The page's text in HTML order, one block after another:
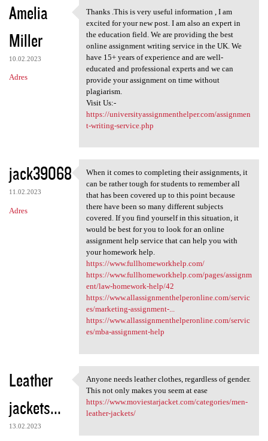
Amelia
Miller
10.02.2023
Adres
Thanks .This is very useful
Thanks .This is very useful information , I am
excited for your new post. I am also an expert in
the education field. We are providing the best
online assignment writing service in the UK. We
have 15+ years of experience and are well-
educated and professional experts and we can
provide your assignment on time without
plagiarism.
Visit Us:-
https://universityassignmenthelper.com/assignmen
t-writing-service.php
jack39068
11.02.2023
Adres
When it comes to completing
When it comes to completing their assignments, it
can be rather tough for students to remember all
that has been covered up to this point because
there have been so many different subjects
covered. If you find yourself in this situation, it
would be best for you to look for an online
assignment help service that can help you with
your homework help.
https://www.fullhomeworkhelp.com/
https://www.fullhomeworkhelp.com/pages/assignm
ent/law-homework-help/42
https://www.allassignmenthelperonline.com/servic
es/marketing-assignment-...
https://www.allassignmenthelperonline.com/servic
es/mba-assignment-help
Leather
jackets...
13.02.2023
Anyone needs leather clothes,
Anyone needs leather clothes, regardless of gender.
This not only makes you seem at ease
https://www.moviestarjacket.com/categories/men-
leather-jackets/